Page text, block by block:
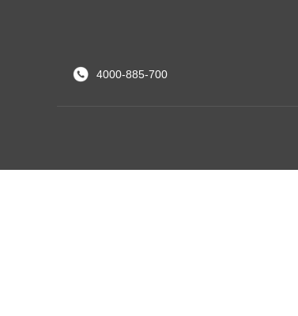
4000-885-700